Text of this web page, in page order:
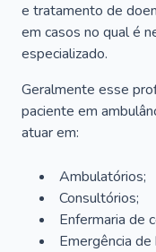
e tratamento de
em casos no qual é
especializado.
Geralmente esse
paciente em
atuar em:
Ambulatórios;
Consultórios;
Enfermaria de
Emergência de